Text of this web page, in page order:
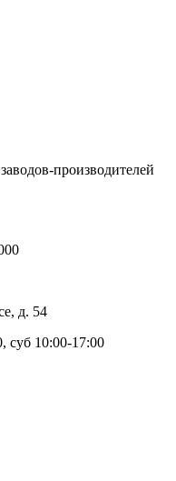
производителей
д. 54
суб 10:00-17:00